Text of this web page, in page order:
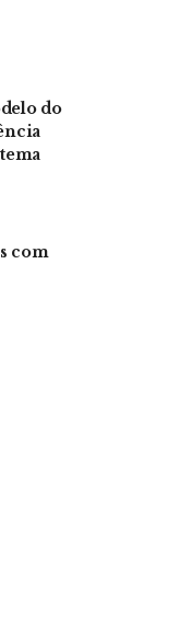
do
com